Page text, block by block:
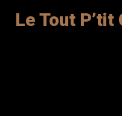
Pédagogie
Le Tout